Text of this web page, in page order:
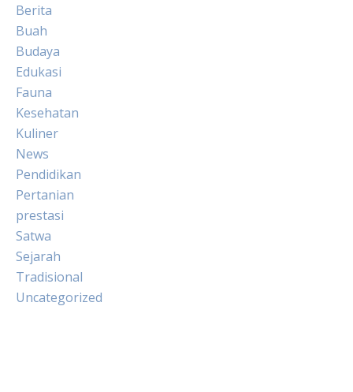
Berita
Buah
Budaya
Edukasi
Fauna
Kesehatan
Kuliner
News
Pendidikan
Pertanian
prestasi
Satwa
Sejarah
Tradisional
Uncategorized